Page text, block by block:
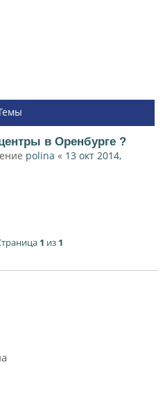
в Оренбурге ?
polina « 13 окт 2014,
1 из 1